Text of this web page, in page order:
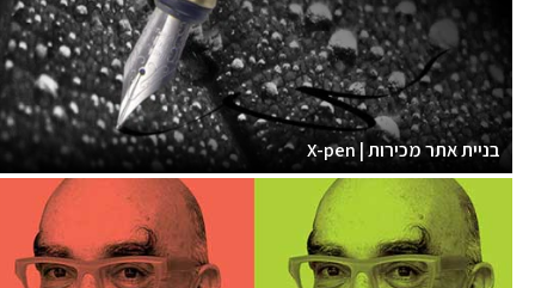
בניית אתר מכירות | X-pen